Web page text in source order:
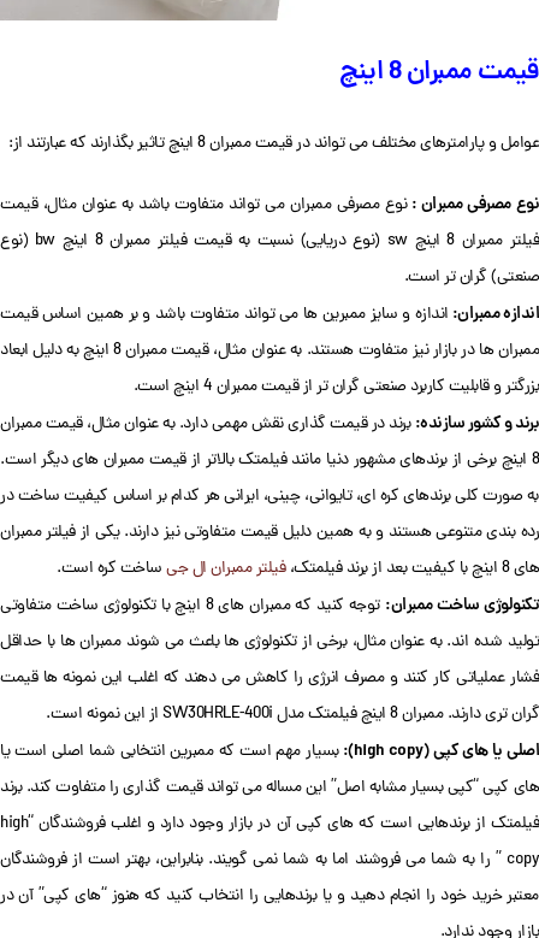
قیمت ممبران 8 اینچ
عوامل و پارامترهای مختلف می تواند در قیمت ممبران 8 اینچ تاثیر بگذارند که عبارتند از:
نوع مصرفی ممبران :نوع مصرفی ممبران می تواند متفاوت باشد به عنوان مثال، قیمت
فیلتر ممبران 8 اینچ sw (نوع دریایی) نسبت به قیمت فیلتر ممبران 8 اینچ bw (نوع
صنعتی) گران تر است.
اندازه ممبران: اندازه و سایز ممبرین ها می تواند متفاوت باشد و بر همین اساس قیمت
ممبران ها در بازار نیز متفاوت هستند. به عنوان مثال، قیمت ممبران 8 اینچ به دلیل ابعاد
بزرگتر و قابلیت کاربرد صنعتی گران تر از قیمت ممبران 4 اینچ است.
برند و کشور سازنده:برند در قیمت گذاری نقش مهمی دارد. به عنوان مثال، قیمت ممبران
8 اینچ برخی از برندهای مشهور دنیا مانند فیلمتک بالاتر از قیمت ممبران های دیگر است.
به صورت کلی برندهای کره ای، تایوانی، چینی، ایرانی هر کدام بر اساس کیفیت ساخت در
رده بندی متنوعی هستند و به همین دلیل قیمت متفاوتی نیز دارند. یکی از فیلتر ممبران
های 8 اینچ با کیفیت بعد از برند فیلمتک،
فیلتر ممبران ال جیساخت کره است.
تکنولوژی ساخت ممبران:
توجه کنید که ممبران های 8 اینچ با تکنولوژی ساخت متفاوتی
تولید شده اند. به عنوان مثال، برخی از تکنولوژی ها باعث می شوند ممبران ها با حداقل
فشار عملیاتی کار کنند و مصرف انرژی را کاهش می دهند که اغلب این نمونه ها قیمت
گران تری دارند. ممبران 8 اینچ فیلمتک مدل SW30HRLE-400i از این نمونه است.
اصلی یا های کپی (high copy):
بسیار مهم است که ممبرین انتخابی شما اصلی است یا
های کپی “کپی بسیار مشابه اصل” این مساله می تواند قیمت گذاری را متفاوت کند. برند
فیلمتک از برندهایی است که های کپی آن در بازار وجود دارد و اغلب فروشندگان “high
copy ” را به شما می فروشند اما به شما نمی گویند. بنابراین، بهتر است از فروشندگان
معتبر خرید خود را انجام دهید و یا برندهایی را انتخاب کنید که هنوز “های کپی” آن در
بازار وجود ندارد.